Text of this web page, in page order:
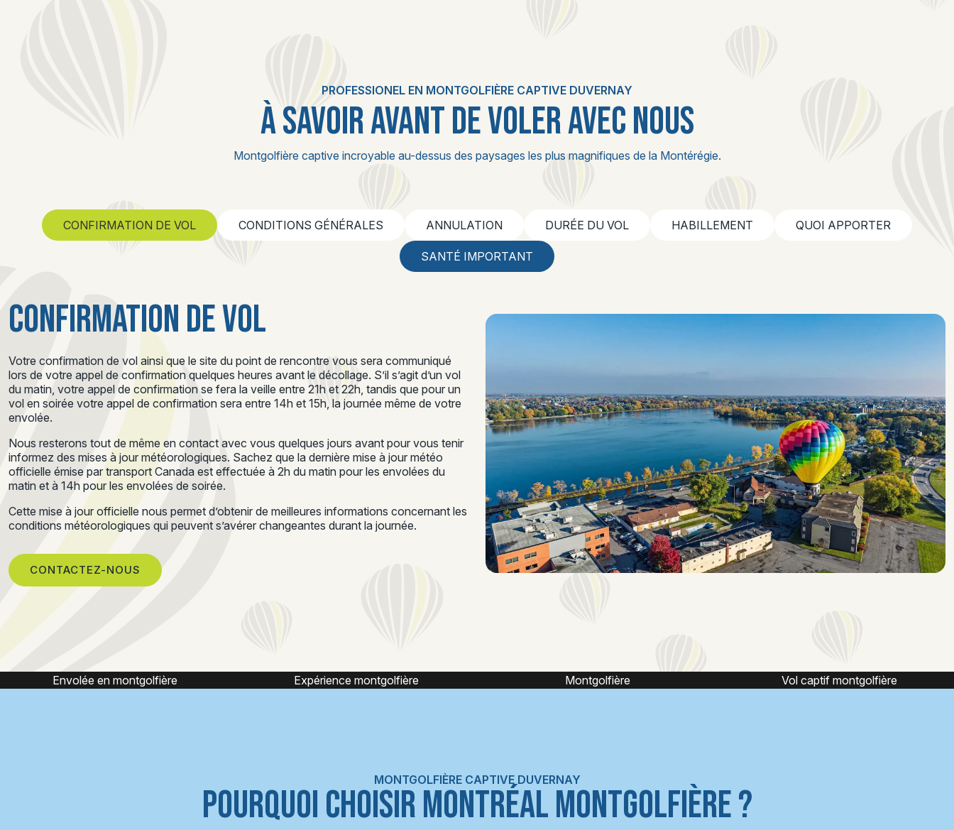
PROFESSIONEL EN MONTGOLFIÈRE CAPTIVE DUVERNAY
À SAVOIR AVANT DE VOLER AVEC NOUS
Montgolfière captive incroyable au-dessus des paysages les plus magnifiques de la Montérégie.
CONFIRMATION DE VOL CONDITIONS GÉNÉRALES ANNULATION DURÉE DU VOL HABILLEMENT QUOI APPORTER
SANTÉ IMPORTANT
CONFIRMATION DE VOL
Votre confirmation de vol ainsi que le site du point de rencontre vous sera communiqué
lors de votre appel de confirmation quelques heures avant le décollage. S’il s’agit d’un vol
du matin, votre appel de confirmation se fera la veille entre 21h et 22h, tandis que pour un
vol en soirée votre appel de confirmation sera entre 14h et 15h, la journée même de votre
envolée.
Nous resterons tout de même en contact avec vous quelques jours avant pour vous tenir
informez des mises à jour météorologiques. Sachez que la dernière mise à jour météo
officielle émise par transport Canada est effectuée à 2h du matin pour les envolées du
matin et à 14h pour les envolées de soirée.
Cette mise à jour officielle nous permet d’obtenir de meilleures informations concernant les
conditions météorologiques qui peuvent s’avérer changeantes durant la journée.
CONTACTEZ-NOUS
Expérience montgolfière Montgolfière Vol captif montgolfière Vol en montgolfière
MONTGOLFIÈRE CAPTIVE DUVERNAY
POURQUOI CHOISIR MONTRÉAL MONTGOLFIÈRE ?